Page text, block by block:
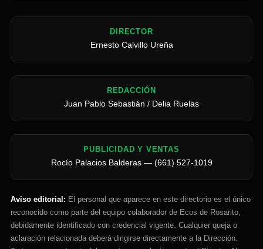
DIRECTOR
Ernesto Calvillo Ureña
REDACCIÓN
Juan Pablo Sebastián / Delia Ruelas
PUBLICIDAD Y VENTAS
Rocío Palacios Balderas — (661) 527-1019
Aviso editorial: El personal que aparece en este directorio es el único
reconocido como parte del equipo colaborador de Ecos de Rosarito,
debidamente identificado con credencial vigente. Cualquier queja o
aclaración relacionada deberá dirigirse directamente a la Dirección.